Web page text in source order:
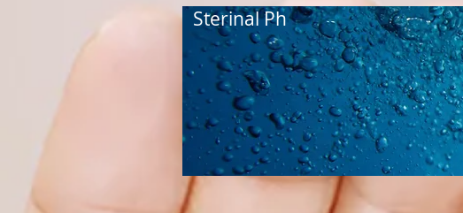
Sterinal Ph